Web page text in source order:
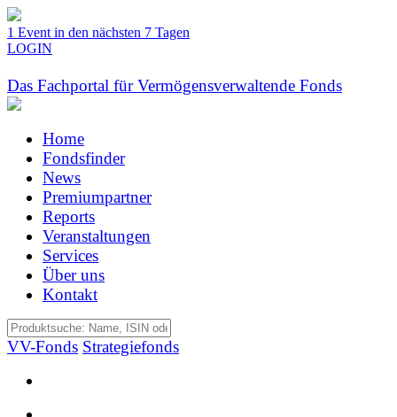
1 Event in den nächsten 7 Tagen
LOGIN
Das Fachportal für Vermögensverwaltende Fonds
Home
Fondsfinder
News
Premiumpartner
Reports
Veranstaltungen
Services
Über uns
Kontakt
VV-Fonds Strategiefonds